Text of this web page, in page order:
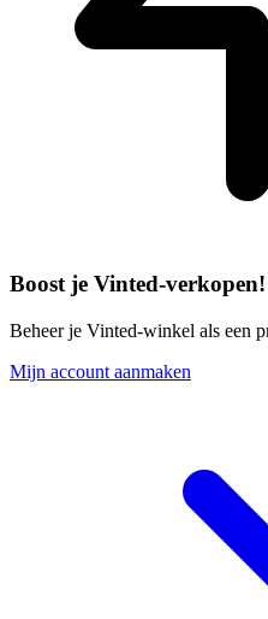
Boost je Vinted-verkopen!
Beheer je Vinted-winkel als een
Mijn account aanmaken